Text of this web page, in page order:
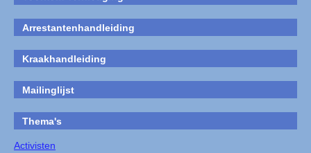
Arrestantenhandleiding
Kraakhandleiding
Mailinglijst
Thema's
Activisten